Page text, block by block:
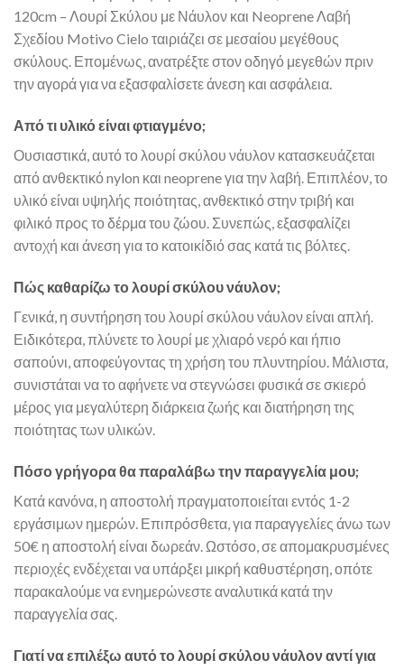
120cm – Λουρί Σκύλου με Νάυλον και Neoprene Λαβή
Σχεδίου Motivo Cielo ταιριάζει σε μεσαίου μεγέθους
σκύλους. Επομένως, ανατρέξτε στον οδηγό μεγεθών πριν
την αγορά για να εξασφαλίσετε άνεση και ασφάλεια.
Από τι υλικό είναι φτιαγμένο;
Ουσιαστικά, αυτό το λουρί σκύλου νάυλον κατασκευάζεται
από ανθεκτικό nylon και neoprene για την λαβή. Επιπλέον, το
υλικό είναι υψηλής ποιότητας, ανθεκτικό στην τριβή και
φιλικό προς το δέρμα του ζώου. Συνεπώς, εξασφαλίζει
αντοχή και άνεση για το κατοικίδιό σας κατά τις βόλτες.
Πώς καθαρίζω το λουρί σκύλου νάυλον;
Γενικά, η συντήρηση του λουρί σκύλου νάυλον είναι απλή.
Ειδικότερα, πλύνετε το λουρί με χλιαρό νερό και ήπιο
σαπούνι, αποφεύγοντας τη χρήση του πλυντηρίου. Μάλιστα,
συνιστάται να το αφήνετε να στεγνώσει φυσικά σε σκιερό
μέρος για μεγαλύτερη διάρκεια ζωής και διατήρηση της
ποιότητας των υλικών.
Πόσο γρήγορα θα παραλάβω την παραγγελία μου;
Κατά κανόνα, η αποστολή πραγματοποιείται εντός 1-2
εργάσιμων ημερών. Επιπρόσθετα, για παραγγελίες άνω των
50€ η αποστολή είναι δωρεάν. Ωστόσο, σε απομακρυσμένες
περιοχές ενδέχεται να υπάρξει μικρή καθυστέρηση, οπότε
παρακαλούμε να ενημερώνεστε αναλυτικά κατά την
παραγγελία σας.
Γιατί να επιλέξω αυτό το λουρί σκύλου νάυλον αντί για